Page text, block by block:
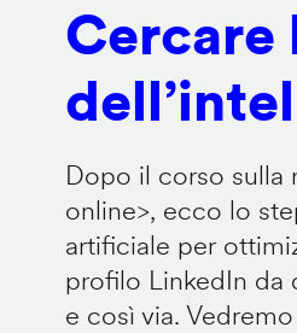
Cercare
Dopo il corso sulla
online>, ecco lo
artificiale per
profilo LinkedIn da
e così via.